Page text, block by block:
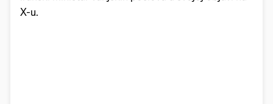
X-u.